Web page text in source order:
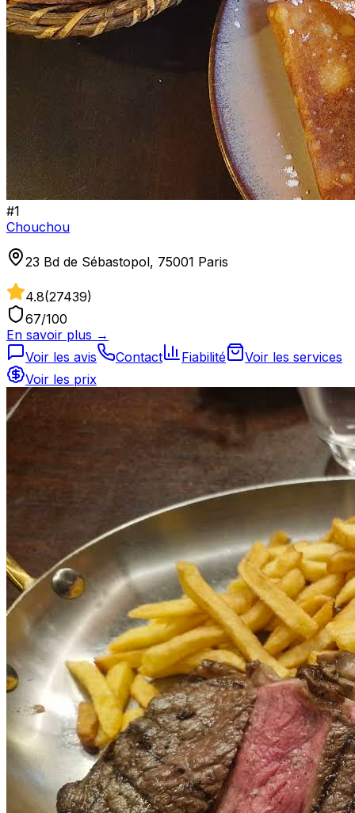
#1
Chouchou
23 Bd de Sébastopol, 75001 Paris
4.8(27439)
67/100
En savoir plus →
Voir les avis
Contact Fiabilité
Voir les services
Voir les prix